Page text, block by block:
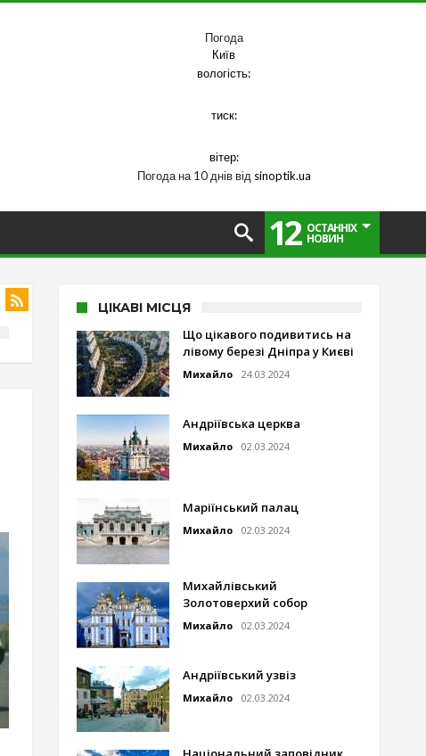
Погода
Київ
вологість:
тиск:
вітер:
Погода на 10 днів від sinoptik.ua
12 ОСТАННІХ
НОВИН
ЦІКАВІ МІСЦЯ
Що цікавого подивитись на
лівому березі Дніпра у Києві
Михайло 24.03.2024
Андріївська церква
Михайло 02.03.2024
Маріїнський палац
Михайло 02.03.2024
Михайлівський
Золотоверхий собор
Михайло 02.03.2024
Андріївський узвіз
Михайло 02.03.2024